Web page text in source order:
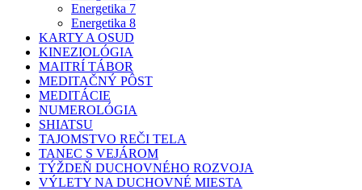
Energetika 7
Energetika 8
KARTY A OSUD
KINEZIOLÓGIA
MAITRÍ TÁBOR
MEDITAČNÝ PÔST
MEDITÁCIE
NUMEROLÓGIA
SHIATSU
TAJOMSTVO REČI TELA
TANEC S VEJÁROM
TÝŽDEŇ DUCHOVNÉHO ROZVOJA
VÝLETY NA DUCHOVNÉ MIESTA